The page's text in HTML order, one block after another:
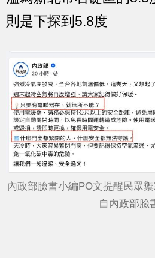
則是下探到5.8度
內政部臉書小編PO文提醒民眾
自內政部臉